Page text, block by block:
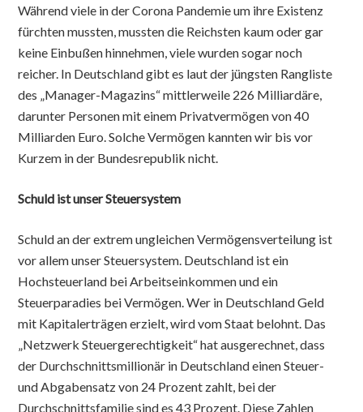
Während viele in der Corona Pandemie um ihre Existenz
fürchten mussten, mussten die Reichsten kaum oder gar
keine Einbußen hinnehmen, viele wurden sogar noch
reicher. In Deutschland gibt es laut der jüngsten Rangliste
des „Manager-Magazins“ mittlerweile 226 Milliardäre,
darunter Personen mit einem Privatvermögen von 40
Milliarden Euro. Solche Vermögen kannten wir bis vor
Kurzem in der Bundesrepublik nicht.
Schuld ist unser Steuersystem
Schuld an der extrem ungleichen Vermögensverteilung ist
vor allem unser Steuersystem. Deutschland ist ein
Hochsteuerland bei Arbeitseinkommen und ein
Steuerparadies bei Vermögen. Wer in Deutschland Geld
mit Kapitalerträgen erzielt, wird vom Staat belohnt. Das
„Netzwerk Steuergerechtigkeit“ hat ausgerechnet, dass
der Durchschnittsmillionär in Deutschland einen Steuer-
und Abgabensatz von 24 Prozent zahlt, bei der
Durchschnittsfamilie sind es 43 Prozent. Diese Zahlen